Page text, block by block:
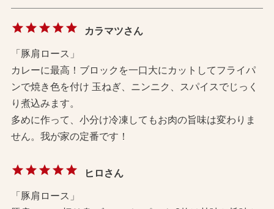
カラマツさん
「豚肩ロース」
カレーに最高！ブロックを一口大にカットしてフライパ
ンで焼き色を付け 玉ねぎ、ニンニク、スパイスでじっく
り煮込みます。
多めに作って、小分け冷凍してもお肉の旨味は変わりま
せん。我が家の定番です！
ヒロさん
「豚肩ロース」